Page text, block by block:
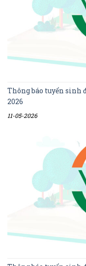
Thông báo tuyển sinh
2026
11-05-2026